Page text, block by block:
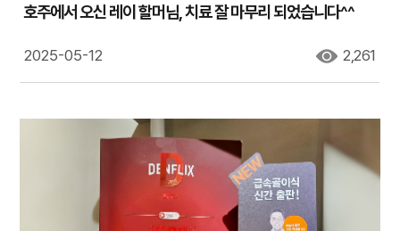
호주에서 오신 레이 할머님, 치료 잘 마무리 되었습니다^^
2025-05-12 2,261